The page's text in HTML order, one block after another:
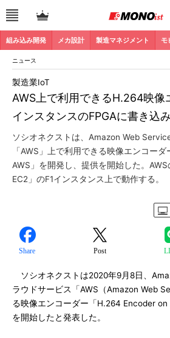
組み込み開発 メカ設計 製造マネジメント モ
ニュース
AWS上で利用できるH.264映像
インスタンスのFPGAに書き込み
製造業IoT
ソシオネクストは、Amazon Web
「AWS」上で利用できる映像エンコー
AWS」を開発し、提供を開始した。
EC2」のF1インスタンス上で動作する。
Share Post
ソシオネクストは2020年9月8日、
ラウドサービス「AWS（Amazon Web
る映像エンコーダー「H.264 Encoder on
を開始したと発表した。